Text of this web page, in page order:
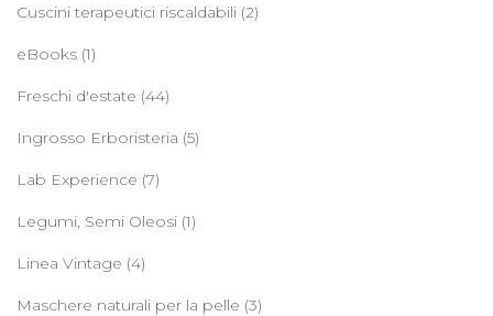
Cuscini terapeutici riscaldabili (2)
eBooks (1)
Freschi d'estate (44)
Ingrosso Erboristeria (5)
Lab Experience (7)
Legumi, Semi Oleosi (1)
Linea Vintage (4)
Maschere naturali per la pelle (3)